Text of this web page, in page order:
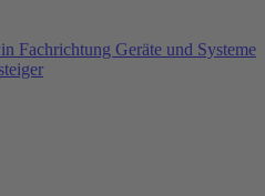
Fachrichtung Geräte und Systeme